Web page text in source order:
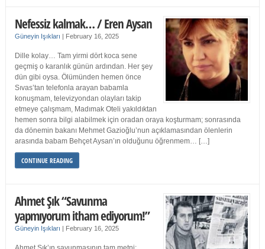
Nefessiz kalmak… / Eren Aysan
Güneyin Işıkları | February 16, 2025
Dille kolay… Tam yirmi dört koca sene
geçmiş o karanlık günün ardından. Her şey
dün gibi oysa. Ölümünden hemen önce
Sıvas’tan telefonla arayan babamla
konuşmam, televizyondan olayları takip
etmeye çalışmam, Madımak Oteli yakıldıktan
hemen sonra bilgi alabilmek için oradan oraya koşturmam; sonrasında
da dönemin bakanı Mehmet Gazioğlu’nun açıklamasından ölenlerin
arasında babam Behçet Aysan’ın olduğunu öğrenmem… […]
CONTINUE READING
Ahmet Şık “Savunma
yapmıyorum itham ediyorum!”
Güneyin Işıkları | February 16, 2025